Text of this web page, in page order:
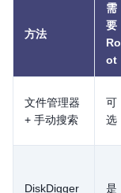
方法
需
要
Ro
ot
文件管理器
+ 手动搜索
可
选
DiskDigger 是